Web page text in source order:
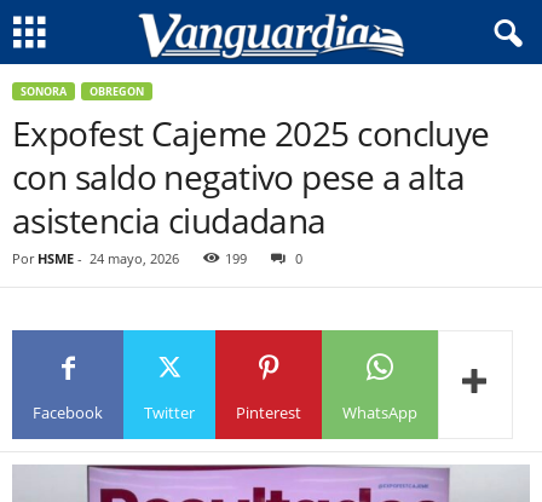
SONORA OBREGON
Expofest Cajeme 2025 concluye
con saldo negativo pese a alta
asistencia ciudadana
Por HSME - 24 mayo, 2026 199 0
Facebook Twitter Pinterest WhatsApp